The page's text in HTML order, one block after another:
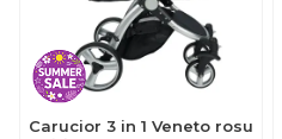
Carucior 3 in 1 Veneto rosu